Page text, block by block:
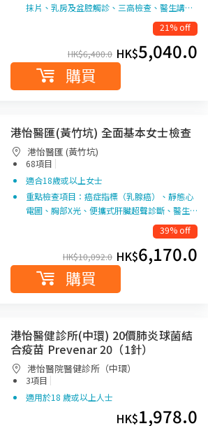
抹片、乳房及盆腔觸診、三高檢查、醫生講…
21% off
HK$6,400.0 HK$5,040.0
購買
港怡醫匯(黃竹坑) 全面基本女士檢查
港怡醫匯 (黃竹坑)
68項目 |
適合18歲或以上女士
重點檢查項目：癌症指標（乳腺癌）、靜態心
電圖、胸部X光、便攜式肝臟超聲診斷、醫生…
39% off
HK$10,092.0 HK$6,170.0
購買
港怡醫健診所(中環) 20價肺炎球菌結
合疫苗 Prevenar 20（1針）
港怡醫院醫健診所（中環）
3項目 |
適用於18 歲或以上人士
HK$1,978.0